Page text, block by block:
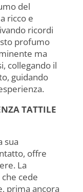
del
ricco e
ricordi
profumo
ma
collegando il
guidando
TATTILE
sua
offre
La
cede
prima ancora